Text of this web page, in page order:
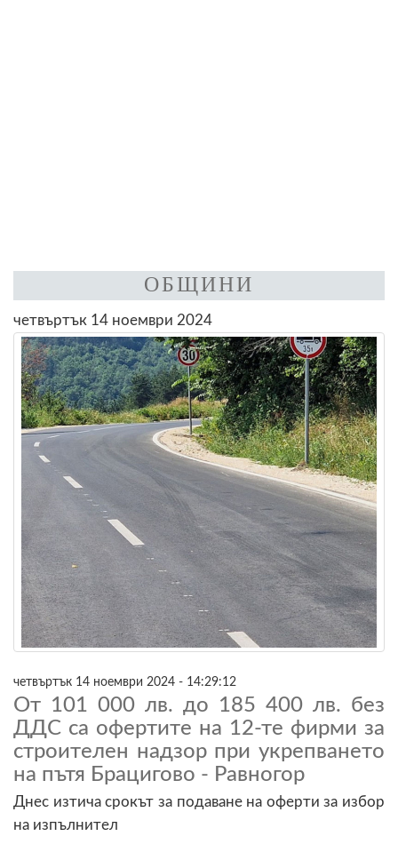
ОБЩИНИ
четвъртък 14 ноември 2024
четвъртък 14 ноември 2024 - 14:29:12
От 101 000 лв. до 185 400 лв. без
ДДС са офертите на 12-те фирми за
строителен надзор при укрепването
на пътя Брацигово - Равногор
Днес изтича срокът за подаване на оферти за избор
на изпълнител